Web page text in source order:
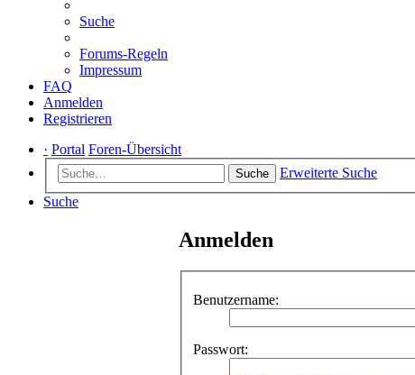
Suche
Forums-Regeln
Impressum
FAQ
Anmelden
Registrieren
· Portal Foren-Übersicht
Suche
Erweiterte Suche
Suche
Anmelden
Benutzername:
Passwort: